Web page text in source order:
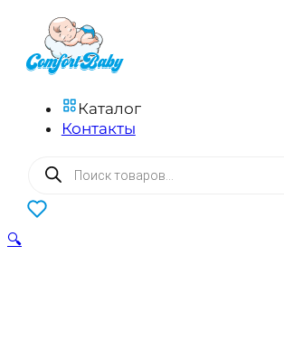
Каталог
Контакты
Поиск
товаров
0
🔍